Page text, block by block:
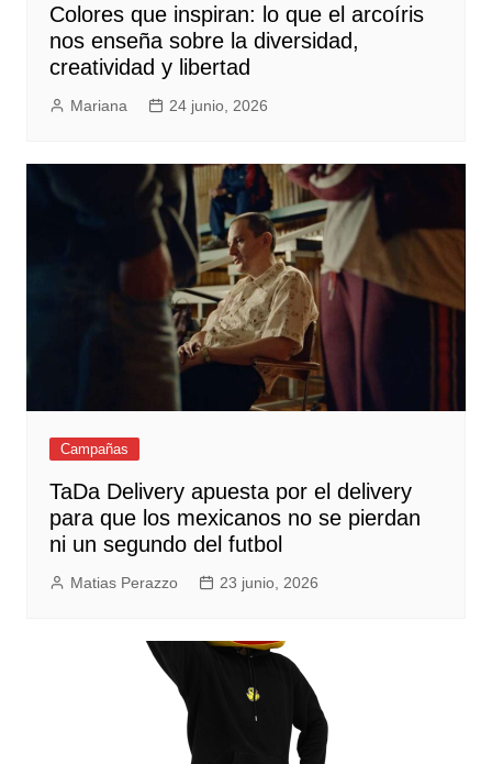
Colores que inspiran: lo que el arcoíris
nos enseña sobre la diversidad,
creatividad y libertad
Mariana 24 junio, 2026
Campañas
TaDa Delivery apuesta por el delivery
para que los mexicanos no se pierdan
ni un segundo del futbol
Matias Perazzo 23 junio, 2026